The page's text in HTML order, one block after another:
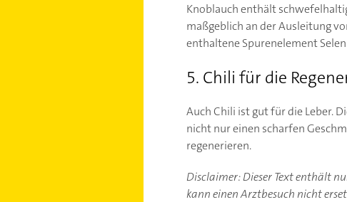
Knoblauch enthält
maßgeblich an der Ausleitung
enthaltene Spurenelement
5. Chili für die
Auch Chili ist gut für die Leber.
nicht nur einen scharfen
regenerieren.
Disclaimer: Dieser Text enthält
kann einen Arztbesuch nicht